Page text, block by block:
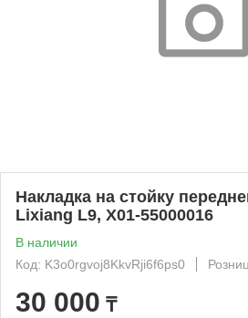
Накладка на стойку
Lixiang L9, X01-55000016
В наличии
Код: K3o0rgvoj8KkvRji6f6ps0
30 000 ₸